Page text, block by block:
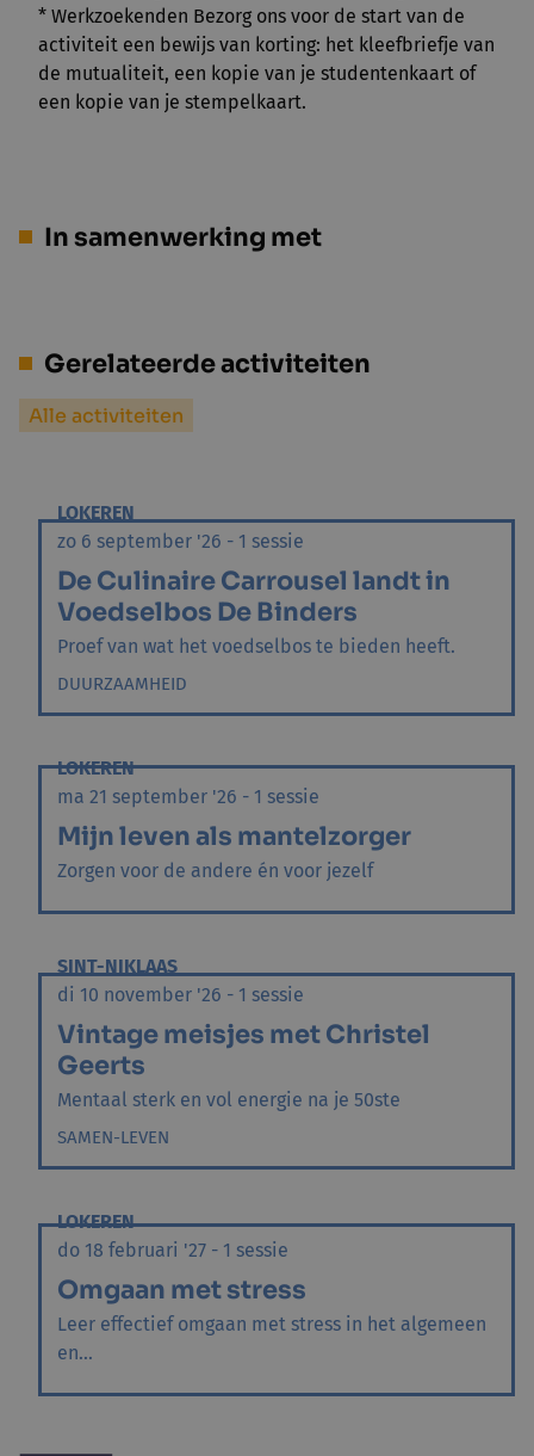
* Werkzoekenden Bezorg ons voor de start van de
activiteit een bewijs van korting: het kleefbriefje van
de mutualiteit, een kopie van je studentenkaart of
een kopie van je stempelkaart.
In samenwerking met
Gerelateerde activiteiten
Alle activiteiten
LOKEREN
zo 6 september '26 - 1 sessie
De Culinaire Carrousel landt in
Voedselbos De Binders
Proef van wat het voedselbos te bieden heeft.
DUURZAAMHEID
LOKEREN
ma 21 september '26 - 1 sessie
Mijn leven als mantelzorger
Zorgen voor de andere én voor jezelf
SINT-NIKLAAS
di 10 november '26 - 1 sessie
Vintage meisjes met Christel
Geerts
Mentaal sterk en vol energie na je 50ste
SAMEN-LEVEN
LOKEREN
do 18 februari '27 - 1 sessie
Omgaan met stress
Leer effectief omgaan met stress in het algemeen
en...